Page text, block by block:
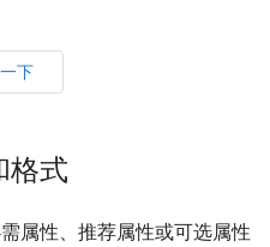
格式
属性、推荐属性或可选属性